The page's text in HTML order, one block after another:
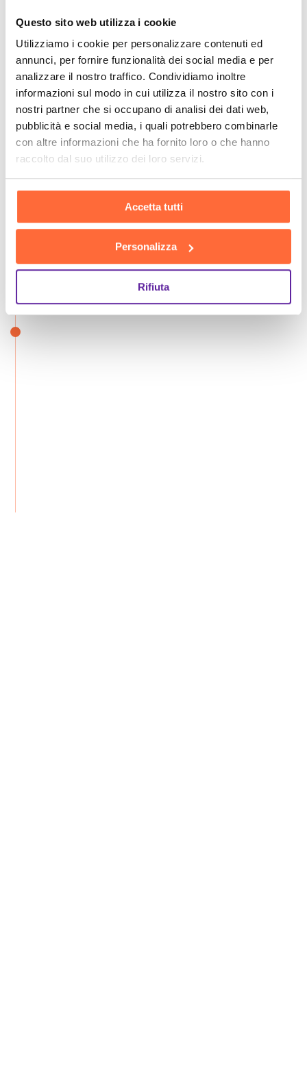
Questo sito web utilizza i cookie
Utilizziamo i cookie per personalizzare contenuti ed
annunci, per fornire funzionalità dei social media e per
analizzare il nostro traffico. Condividiamo inoltre
informazioni sul modo in cui utilizza il nostro sito con i
nostri partner che si occupano di analisi dei dati web,
pubblicità e social media, i quali potrebbero combinarle
con altre informazioni che ha fornito loro o che hanno
raccolto dal suo utilizzo dei loro servizi.
Accetta tutti
Personalizza
Rifiuta